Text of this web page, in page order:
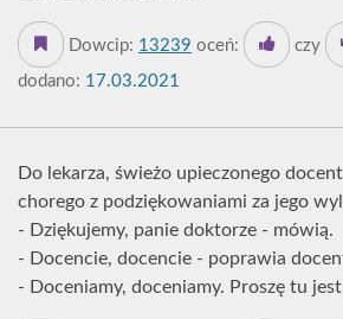
Dowcip: 13239 oceń: czy
dodano: 17.03.2021
Do lekarza, świeżo upieczonego
chorego z podziękowaniami za jego
- Dziękujemy, panie doktorze - mówią.
- Docencie, docencie - poprawia
- Doceniamy, doceniamy. Proszę tu